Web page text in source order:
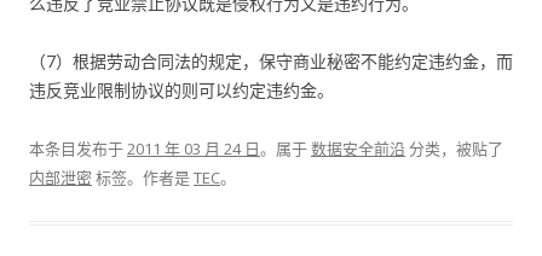
（7）根据劳动合同法的规定，保守商业秘密不能约定违约金，而
违反竞业限制协议的则可以约定违约金。
本条目发布于2011 年 03 月 24 日。属于数据安全前沿分类，被贴了
内部泄密标签。 作者是TEC。